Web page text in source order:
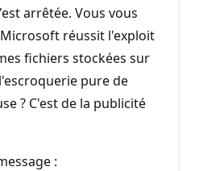
arrêtée. Vous vous
réussit l'exploit
fichiers stockées sur
pure de
? C'est de la publicité
: